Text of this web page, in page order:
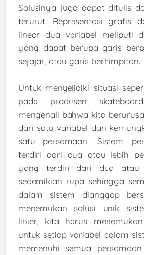
Solusinya juga dapat ditulis
terurut. Representasi grafis
linear dua variabel meliputi
yang dapat berupa garis
sejajar, atau garis berhimpitan.
Untuk menyelidiki situasi
pada produsen
mengenali bahwa kita
dari satu variabel dan
satu persamaan. Sistem
terdiri dari dua atau lebih
yang terdiri dari dua atau
sedemikian rupa sehingga
dalam sistem dianggap
menemukan solusi unik
linier, kita harus
untuk setiap variabel dalam
memenuhi semua